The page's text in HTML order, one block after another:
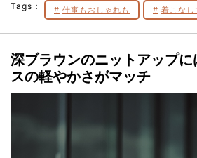
Tags： 仕事もおしゃれも 着こなし
深ブラウンのニットアップ
スの軽やかさがマッチ